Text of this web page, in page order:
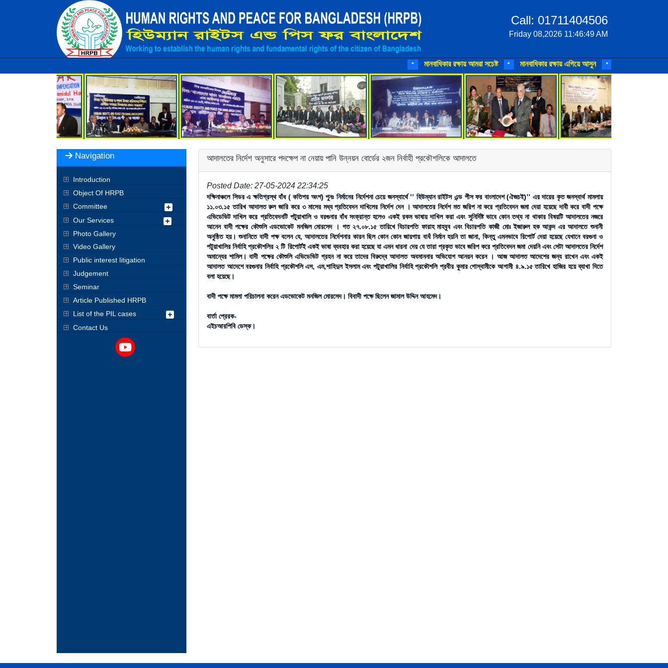
Call: 01711404506
Friday 08,2026 11:46:49 AM
মানবাধিকার রক্ষায় আমরা সচেষ্ট * মানবাধিকার রক্ষায় এগিয়ে আসুন * মানবাধিকার ও শান্তি
Navigation
Introduction
Object Of HRPB
Committee
Our Services
Photo Gallery
Video Gallery
Public interest litigation
Judgement
Seminar
Article Published HRPB
List of the PIL cases
Contact Us
আদালতের নির্দেশ অনুসারে পদক্ষেপ না নেয়ায় পানি উন্নয়ন বোর্ডের ২জন নির্বাহী প্রকৌশলিকে আদালতে
Posted Date: 27-05-2024 22:34:25
দক্ষিনাঞ্চলে সিডর এ ক্ষতিগ্রস্থ বাঁধ ( কতিপয় অংশ) পুনঃ নির্মানের নির্দেশনা চেয়ে জনস্বার্থে ’’ হিউম্যান রাইটস এন্ড পীস ফর বাংলাদেশ (ঐজচই)’’ এর দায়ের কৃত জনস্বার্থ মামলায়
১১.০৩.১৫ তারিখ আদালত রুল জারি করে ৩ মাসের মধ্য প্রতিবেদন দাখিলের নির্দেশ দেন । আদালতের নির্দেশ মত জরিপ না করে প্রতিবেদন জমা দেয়া হয়েছে দাবী করে বাদী পক্ষে
এভিডেভিট দাখিল করে প্রতিবেদনটি পটুয়াখালি ও বরগুনার বাঁধ সংক্রান্ত হলেও একই রকম ভাষায় দাখিল করা এবং সুনির্দিষ্ট ভাবে কোন তথ্য না থাকার বিষয়টি আদালতের নজরে
আনেন বাদী পক্ষের কৌশুলি এডভোকেট মনজিল মোরসেদ । গত ২৭.০৮.১৫ তারিখে বিচারপতি ফারাহ মাহবুব এবং বিচারপতি কাজী মোঃ ইজারুল হক আকন্দ এর আদালতে শুনানী
অনুষ্ঠিত হয়। শুনানিতে বাদী পক্ষ বলেন যে, আদালতের নির্দেশনার কারন ছিল কোন কোন জায়গায় বাধঁ নির্মান হয়নি তা জানা, কিন্তু এমনভাবে রিপোর্ট দেয়া হয়েছে যেখানে বরগুনা ও
পটুয়াখালির নির্বাহি প্রকৌশলির ২ টি রিপোর্টই একই ভাষা ব্যবহার করা হয়েছে যা এমন ধারনা দেয় যে তারা প্রকৃত ভাবে জরিপ করে প্রতিবেদন জমা দেয়নি এবং সেটা আদালতের নির্দেশ
অমান্যের শামিল। বাদী পক্ষের কৌশুলি এভিডেভিট গ্রহন না করে তাদের বিরুদ্বে আদালত অবমাননার অভিযোগ আনয়ন করেন । আজ আদালত আদেশের জন্য রাখেন এবং একই
আদালত আদেশে বরগুনার নির্বাহি প্রকৌশলি এস, এম,শাহিদুল ইসলাম এবং পটুয়াখালির নির্বাহি প্রকৌশলি প্রবীর কুমার গোস্বামীকে আগামী ৪.৯.১৫ তারিখে হাজির হয়ে ব্যাখা দিতে
বলা হয়েছে।
বাদী পক্ষে মামলা পরিচালনা করেন এডভোকেট মনজিল মোরসেদ। বিবাদী পক্ষে ছিলেন জামাল উদ্দিন আহমেদ।
বার্তা প্রেরক-
এইচআরপিবি ডেস্ক।